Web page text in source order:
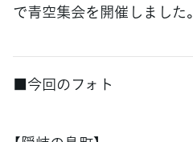
で青空集会を開催しました。
■今回のフォト